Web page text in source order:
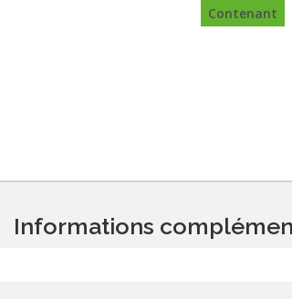
Contenant
Informations